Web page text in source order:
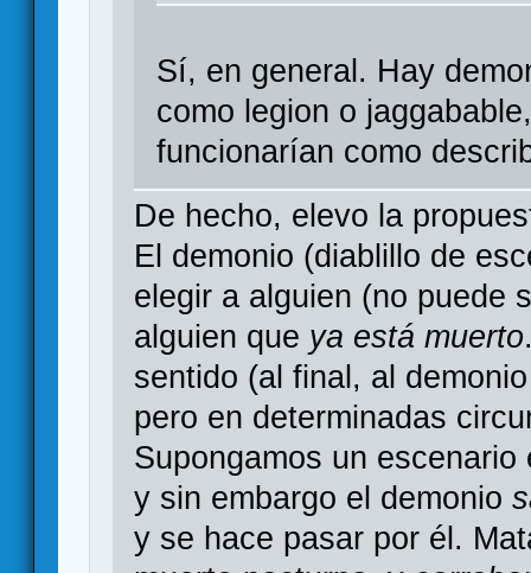
Sí, en general. Hay
como legion o
funcionarían como
De hecho, elevo la
El demonio (diablillo de
elegir a alguien (no puede
alguien que ya está muerto
sentido (al final, al
pero en determinadas
Supongamos un
y sin embargo el demonio
y se hace pasar por él.